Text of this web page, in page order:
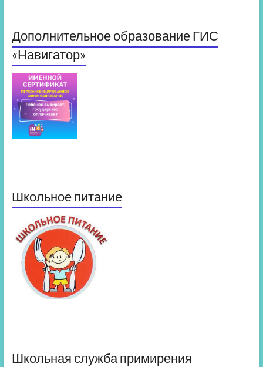
Дополнительное образование ГИС
«Навигатор»
Школьное питание
Школьная служба примирения